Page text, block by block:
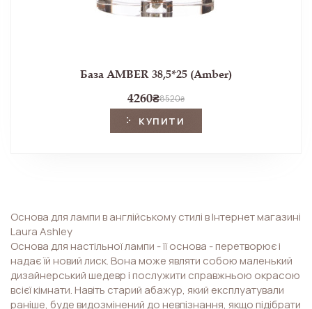
База AMBER 38,5*25 (Amber)
4260₴8520₴
КУПИТИ
Основа для лампи в англійському стилі в Інтернет магазині
Laura Ashley
Основа для настільної лампи - її основа - перетворює і
надає їй новий лиск. Вона може являти собою маленький
дизайнерський шедевр і послужити справжньою окрасою
всієї кімнати. Навіть старий абажур, який експлуатували
раніше, буде видозмінений до невпізнання, якщо підібрати